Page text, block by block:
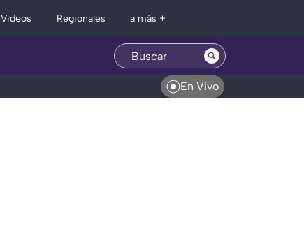
Videos Regionales a más +
En Vivo